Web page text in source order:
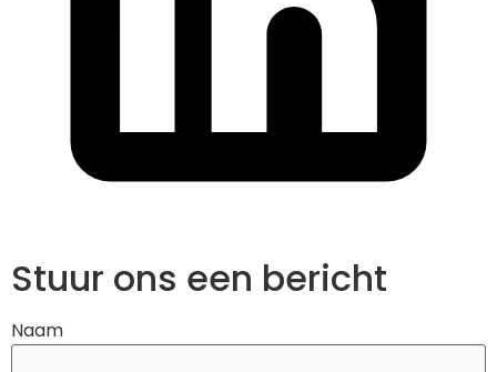
Stuur ons een bericht
Naam